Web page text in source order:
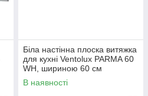
Біла настінна плоска витяжка
для кухні Ventolux PARMA 60
WH, шириною 60 см
В наявності